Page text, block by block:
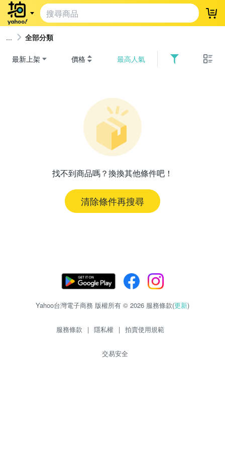
登
全部分類
最新上架 價格 最高人氣
找不到商品嗎？換換其他條件吧！
清除條件再搜尋
Yahoo台灣電子商務 版權所有 © 2026 服務條款(更新)
服務條款 | 隱私權 | 拍賣使用規範
交易安全